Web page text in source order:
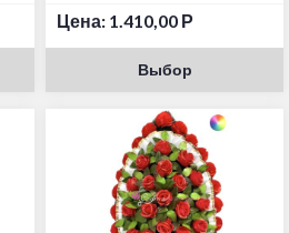
Цена: 1.410,00 Р
Выбор